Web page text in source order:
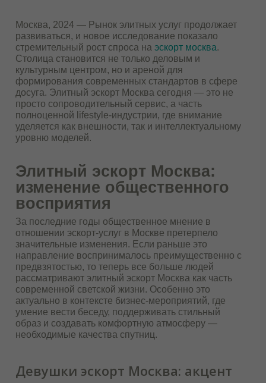
Москва, 2024 — Рынок элитных услуг продолжает
развиваться, и новое исследование показало
стремительный рост спроса на эскорт москва.
Столица становится не только деловым и
культурным центром, но и ареной для
формирования современных стандартов в сфере
досуга. Элитный эскорт Москва сегодня — это не
просто сопроводительный сервис, а часть
полноценной lifestyle-индустрии, где внимание
уделяется как внешности, так и интеллектуальному
уровню моделей.
Элитный эскорт Москва:
изменение общественного
восприятия
За последние годы общественное мнение в
отношении эскорт-услуг в Москве претерпело
значительные изменения. Если раньше это
направление воспринималось преимущественно с
предвзятостью, то теперь все больше людей
рассматривают элитный эскорт Москва как часть
современной светской жизни. Особенно это
актуально в контексте бизнес-мероприятий, где
умение вести беседу, поддерживать стильный
образ и создавать комфортную атмосферу —
необходимые качества спутниц.
Девушки эскорт Москва: акцент